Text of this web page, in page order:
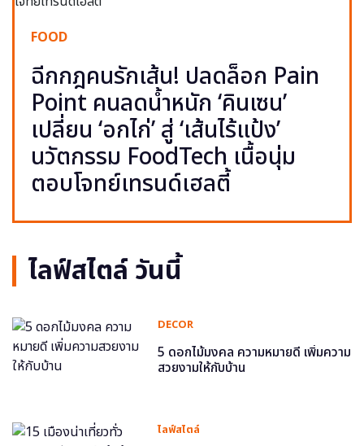
FOOD
ฉีกกฎคนรักเส้น! ปลดล็อก Pain
Point คนลดน้ำหนัก ‘คินเซน’
เปลี่ยน ‘อกไก่’ สู่ ‘เส้นไร้แป้ง’
นวัตกรรม FoodTech เนื้อนุ่ม
ตอบโจทย์เทรนด์เฮลตี้
ไลฟ์สไตล์ วันนี้
DECOR
5 ดอกไม้มงคล ความหมายดี เพิ่มความ
สวยงามให้กับบ้าน
ไลฟ์สไตล์